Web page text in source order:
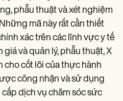
phẫu thuật và xét nghiệm
mã này rất cần thiết
xác trên các lĩnh vực y tế
giá và quản lý, phẫu thuật, X
cho cốt lõi của thực hành
công nhận và sử dụng
dịch vụ chăm sóc sức